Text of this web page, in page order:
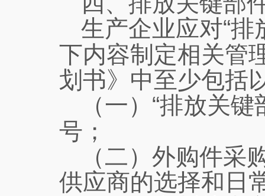
生产企业应对“排
下内容制定相关管
划书》中至少包括
（一）“排放关键
号；
（二）外购件
供应商的选择和日